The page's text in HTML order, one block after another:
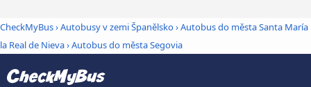
CheckMyBus›Autobusy v zemi Španělsko›Autobus do města Santa María
la Real de Nieva›Autobus do města Segovia